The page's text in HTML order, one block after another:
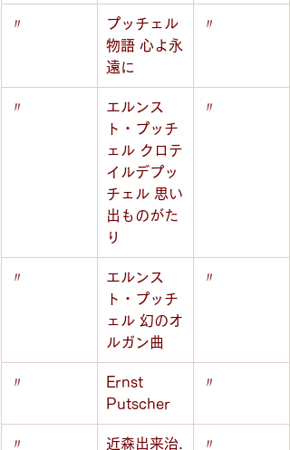
〃
プッチェル
物語 心よ永
遠に
〃
〃
エルンス
ト・プッチ
ェル クロテ
イルデプッ
チェル 思い
出ものがた
り
〃
〃
エルンス
ト・プッチ
ェル 幻のオ
ルガン曲
〃
〃
Ernst
Putscher
〃
〃 近森出来治. 〃